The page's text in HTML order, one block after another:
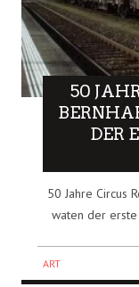
50
DER
50 Jahre Circus
waten der
ART